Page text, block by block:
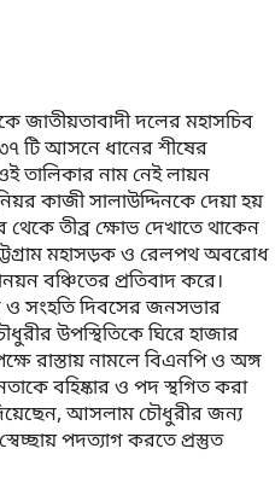
জাতীয়তাবাদী দলের মহাসচিব
টি আসনে ধানের শীষের
তালিকার নাম নেই লায়ন
কাজী সালাউদ্দিনকে দেয়া হয়
তীব্র ক্ষোভ দেখাতে থাকেন
চট্টগ্রাম মহাসড়ক ও রেলপথ অবরোধ
বঞ্চিতের প্রতিবাদ করে।
ও সংহতি দিবসের জনসভার
উপস্থিতিকে ঘিরে হাজার
রাস্তায় নামলে বিএনপি ও অঙ্গ
বহিষ্কার ও পদ স্থগিত করা
আসলাম চৌধুরীর জন্য
পদত্যাগ করতে প্রস্তুত